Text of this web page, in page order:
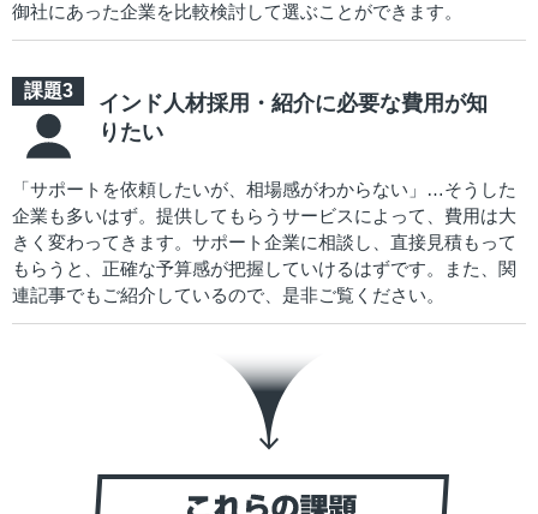
御社にあった企業を比較検討して選ぶことができます。
インド人材採用・紹介に必要な費用が知
りたい
「サポートを依頼したいが、相場感がわからない」…そうした
企業も多いはず。提供してもらうサービスによって、費用は大
きく変わってきます。サポート企業に相談し、直接見積もって
もらうと、正確な予算感が把握していけるはずです。また、関
連記事でもご紹介しているので、是非ご覧ください。